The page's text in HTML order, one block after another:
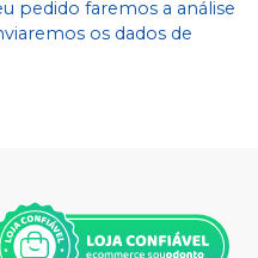
pedido faremos a análise
os dados de